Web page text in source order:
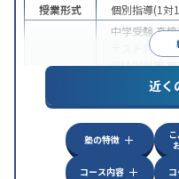
授業形式
個別指導(1対
中学受験高
テスト対策
(旧AO)対策
私大対策
特徴
中高一貫校生
オンライ
みの受講可
近く
塾の特徴
コース内容